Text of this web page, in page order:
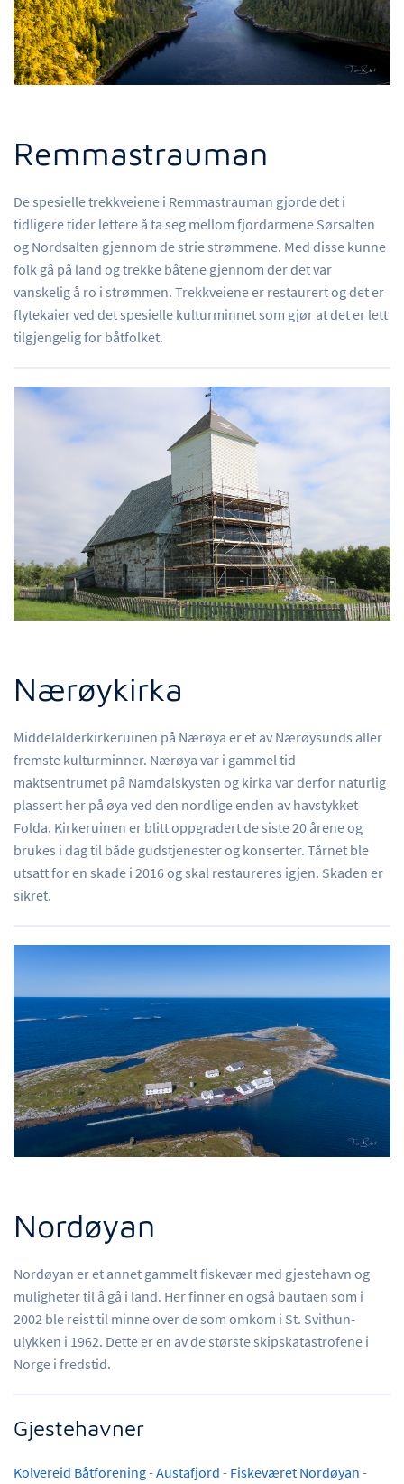
Remmastrauman
De spesielle trekkveiene i Remmastrauman gjorde det i
tidligere tider lettere å ta seg mellom fjordarmene Sørsalten
og Nordsalten gjennom de strie strømmene. Med disse kunne
folk gå på land og trekke båtene gjennom der det var
vanskelig å ro i strømmen. Trekkveiene er restaurert og det er
flytekaier ved det spesielle kulturminnet som gjør at det er lett
tilgjengelig for båtfolket.
Nærøykirka
Middelalderkirkeruinen på Nærøya er et av Nærøysunds aller
fremste kulturminner. Nærøya var i gammel tid
maktsentrumet på Namdalskysten og kirka var derfor naturlig
plassert her på øya ved den nordlige enden av havstykket
Folda. Kirkeruinen er blitt oppgradert de siste 20 årene og
brukes i dag til både gudstjenester og konserter. Tårnet ble
utsatt for en skade i 2016 og skal restaureres igjen. Skaden er
sikret.
Nordøyan
Nordøyan er et annet gammelt fiskevær med gjestehavn og
muligheter til å gå i land. Her finner en også bautaen som i
2002 ble reist til minne over de som omkom i St. Svithun-
ulykken i 1962. Dette er en av de største skipskatastrofene i
Norge i fredstid.
Gjestehavner
Kolvereid Båtforening-Austafjord - Fiskeværet Nordøyan -